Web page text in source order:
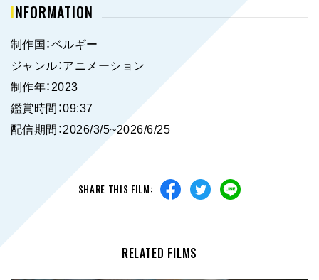
INFORMATION
制作国：ベルギー
ジャンル：アニメーション
制作年：2023
鑑賞時間：09:37
配信期間：2026/3/5~2026/6/25
SHARE THIS FILM:
RELATED FILMS